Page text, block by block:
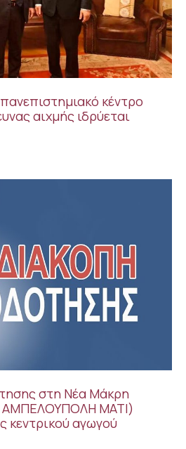
κέντρο
αιχμής ιδρύεται
στη Νέα Μάκρη
ΜΑΤΙ)
κεντρικού αγωγού